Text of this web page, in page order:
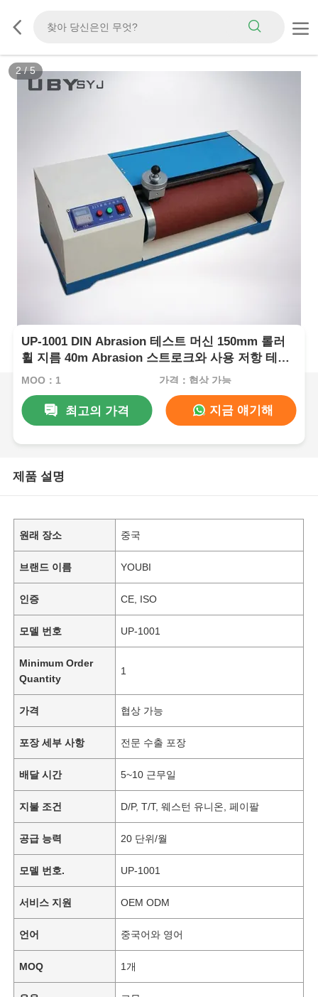
2/5
UP-1001 DIN Abrasion 테스트 머신 150mm 롤러
휠 지름 40m Abrasion 스트로크와 사용 저항 테스
트를 위한 AC 220V 전력
MOQ：1 가격：협상 가능
최고의 가격 지금 얘기해
제품 설명
원래 장소 중국
브랜드 이름 YOUBI
인증 CE, ISO
모델 번호 UP-1001
Minimum Order
Quantity
1
가격 협상 가능
포장 세부 사항 전문 수출 포장
배달 시간 5~10 근무일
지불 조건 D/P, T/T, 웨스턴 유니온, 페이팔
공급 능력 20 단위/월
모델 번호. UP-1001
서비스 지원 OEM ODM
언어 중국어와 영어
MOQ 1개